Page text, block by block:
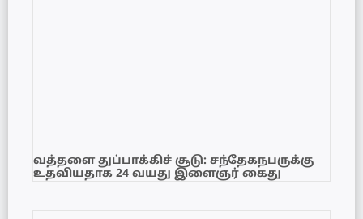
வத்தளை துப்பாக்கிச் சூடு: சந்தேகநபருக்கு
உதவியதாக 24 வயது இளைஞர் கைது